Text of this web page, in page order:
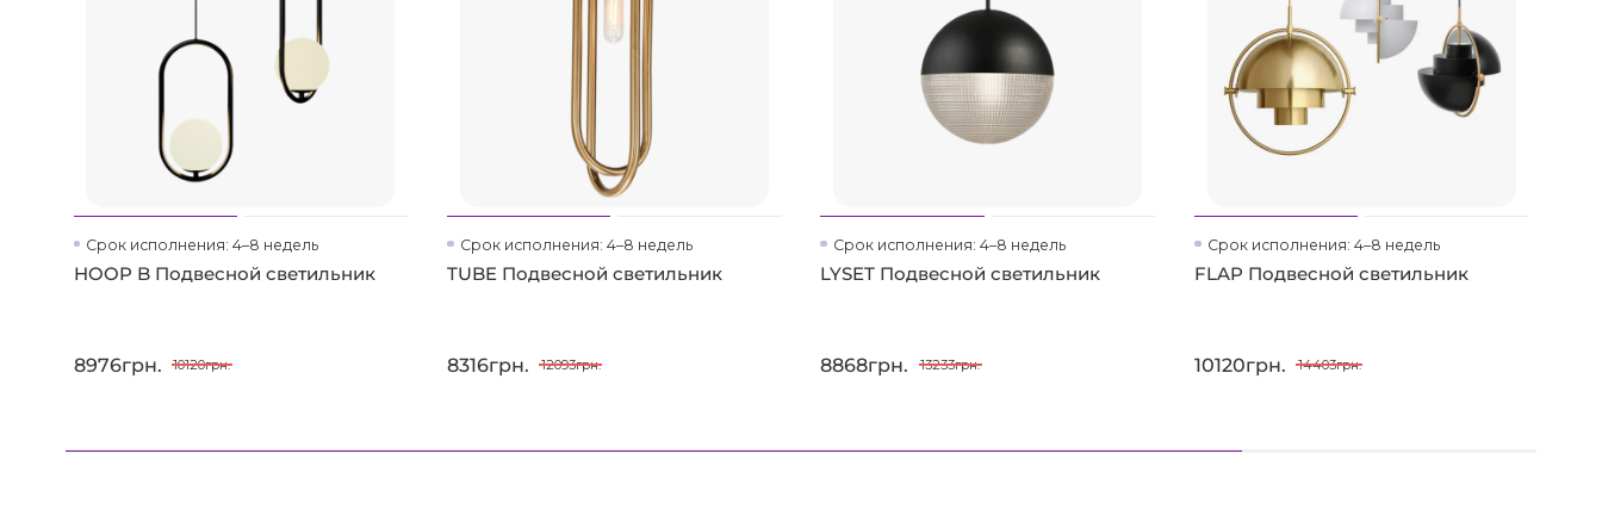
Срок исполнения: 4–8 недель
HOOP B Подвесной светильник
8976грн. 10120грн.
Срок исполнения: 4–8 недель
TUBE Подвесной светильник
8316грн. 12093грн.
Срок исполнения: 4–8 недель
LYSET Подвесной светильник
8868грн. 13233грн.
Срок исполнения: 4–8 недель
FLAP Подвесной светильник
10120грн. 14403грн.